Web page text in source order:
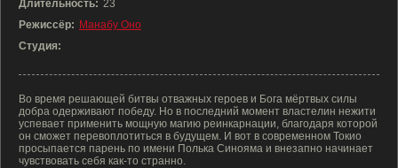
Длительность: 23
Режиссёр: Манабу Оно
Студия:
Во время решающей битвы отважных героев и Бога мёртвых силы
добра одерживают победу. Но в последний момент властелин нежити
успевает применить мощную магию реинкарнации, благодаря которой
он сможет перевоплотиться в будущем. И вот в современном Токио
просыпается парень по имени Полька Синояма и внезапно начинает
чувствовать себя как-то странно.